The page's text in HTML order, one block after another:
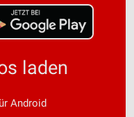
laden
Android